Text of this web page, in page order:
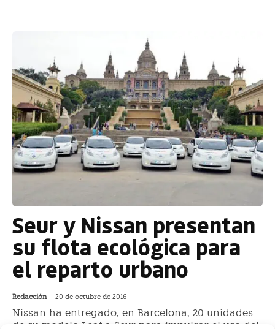
Seur y Nissan presentan
su flota ecológica para
el reparto urbano
Redacción - 20 de octubre de 2016
Nissan ha entregado, en Barcelona, 20 unidades
de su modelo Leaf a Seur para impulsar el uso del